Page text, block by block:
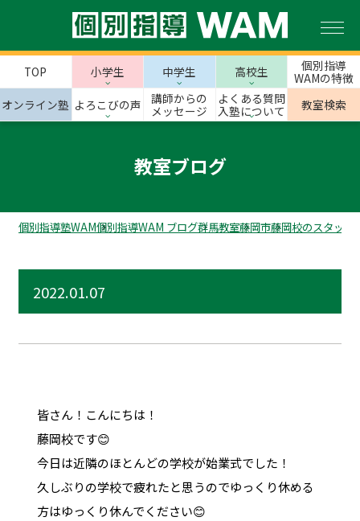
TOP 小学生 中学生 高校生
個別指導
WAMの特徴
オンライン塾 よろこびの声
講師からの
メッセージ
よくある質問
入塾について
教室検索
教室ブログ
個別指導塾WAM個別指導WAM ブログ群馬教室藤岡市藤岡校のスタッフ
2022.01.07
皆さん！こんにちは！
藤岡校です😊
今日は近隣のほとんどの学校が始業式でした！
久しぶりの学校で疲れたと思うのでゆっくり休める
方はゆっくり休んでください😊